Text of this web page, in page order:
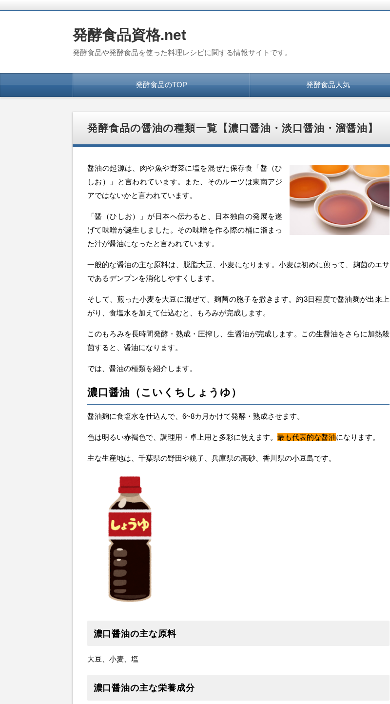
発酵食品資格.net
発酵食品や発酵食品を使った料理レシピに関する情報サイトです。
ン
発酵食品のTOP 発酵食品人気
発酵食品の醤油の種類一覧【濃口醤油・淡口醤油・溜醤油】
醤油の起源は、肉や魚や野菜に塩を混ぜた保存食「醤（ひ
しお）」と言われています。また、そのルーツは東南アジ
アではないかと言われています。
「醤（ひしお）」が日本へ伝わると、日本独自の発展を遂
げて味噌が誕生しました。その味噌を作る際の桶に溜まっ
た汁が醤油になったと言われています。
一般的な醤油の主な原料は、脱脂大豆、小麦になります。小麦は初めに煎って、麹菌のエサ
であるデンプンを消化しやすくします。
そして、煎った小麦を大豆に混ぜて、麹菌の胞子を撒きます。約3日程度で醤油麹が出来上
がり、食塩水を加えて仕込むと、もろみが完成します。
このもろみを長時間発酵・熟成・圧搾し、生醤油が完成します。この生醤油をさらに加熱殺
菌すると、醤油になります。
では、醤油の種類を紹介します。
濃口醤油（こいくちしょうゆ）
醤油麹に食塩水を仕込んで、6~8カ月かけて発酵・熟成させます。
色は明るい赤褐色で、調理用・卓上用と多彩に使えます。 最も代表的な醤油になります。
主な生産地は、千葉県の野田や銚子、兵庫県の高砂、香川県の小豆島です。
濃口醤油の主な原料
大豆、小麦、塩
濃口醤油の主な栄養成分